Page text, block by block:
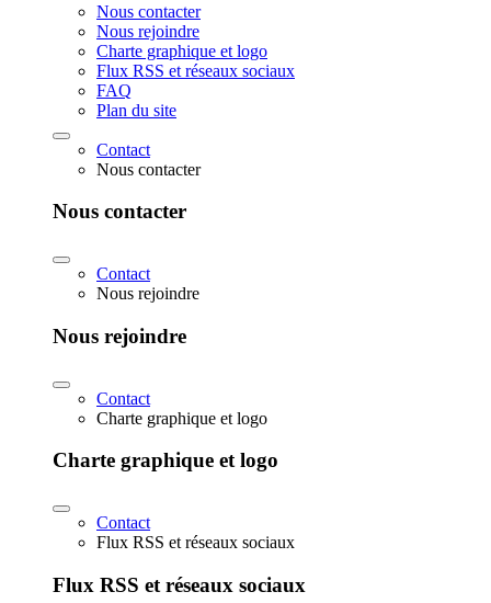
Nous contacter
Nous rejoindre
Charte graphique et logo
Flux RSS et réseaux sociaux
FAQ
Plan du site
Contact
Nous contacter
Nous contacter
Contact
Nous rejoindre
Nous rejoindre
Contact
Charte graphique et logo
Charte graphique et logo
Contact
Flux RSS et réseaux sociaux
Flux RSS et réseaux sociaux